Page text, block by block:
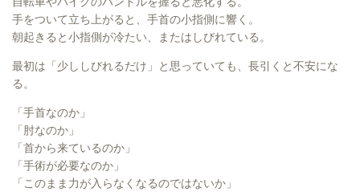
手をついて立ち上がると、手首の小指側に響く。
朝起きると小指側が冷たい、またはしびれている。
最初は「少ししびれるだけ」と思っていても、長引くと不安にな
る。
「手首なのか」
「肘なのか」
「首から来ているのか」
「手術が必要なのか」
「このまま力が入らなくなるのではないか」